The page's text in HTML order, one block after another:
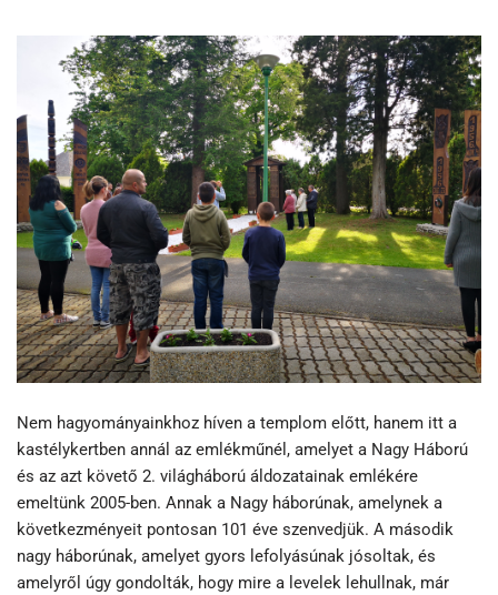
Nem hagyományainkhoz híven a templom előtt, hanem itt a
kastélykertben annál az emlékműnél, amelyet a Nagy Háború
és az azt követő 2. világháború áldozatainak emlékére
emeltünk 2005-ben. Annak a Nagy háborúnak, amelynek a
következményeit pontosan 101 éve szenvedjük. A második
nagy háborúnak, amelyet gyors lefolyásúnak jósoltak, és
amelyről úgy gondolták, hogy mire a levelek lehullnak, már